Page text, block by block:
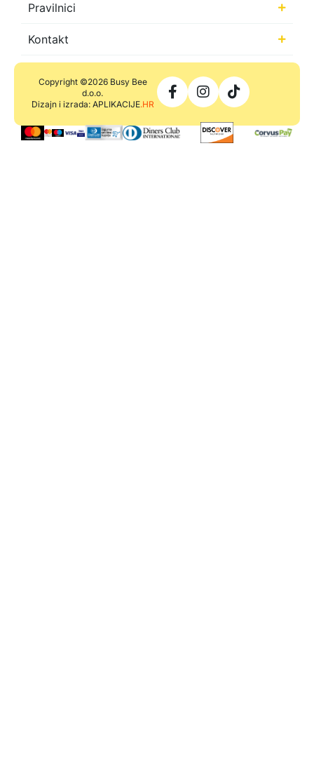
Pravilnici
Kontakt
Copyright ©2026 Busy Bee
d.o.o.
Dizajn i izrada: APLIKACIJE.HR